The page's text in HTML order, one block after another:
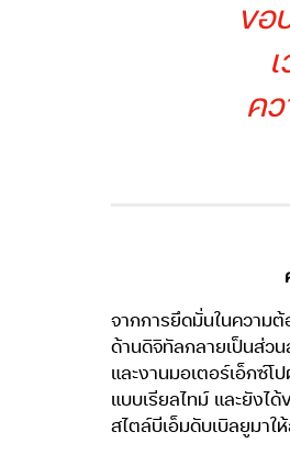
ขอ
ค
จากการยึดมั่นในความ
ด้านดิจิทัลกลายเป็นส่ว
และงานมอเตอร์เอ็กซ์
แบบเรียลไทม์ และยังไ
สไตล์บีเอ็มดับเบิลยูมา